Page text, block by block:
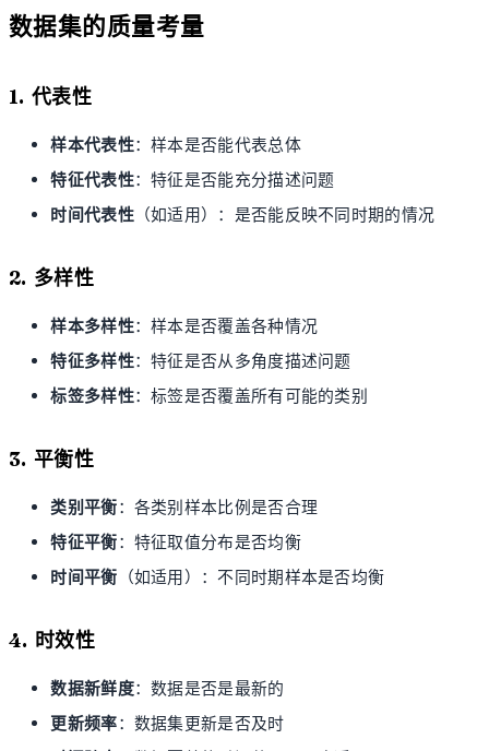
数据集的质量考量
1. 代表性
样本代表性：样本是否能代表总体
特征代表性：特征是否能充分描述问题
时间代表性（如适用）：是否能反映不同时期的情况
2. 多样性
样本多样性：样本是否覆盖各种情况
特征多样性：特征是否从多角度描述问题
标签多样性：标签是否覆盖所有可能的类别
3. 平衡性
类别平衡：各类别样本比例是否合理
特征平衡：特征取值分布是否均衡
时间平衡 （如适用）：不同时期样本是否均衡
4. 时效性
数据新鲜度：数据是否是最新的
更新频率：数据集更新是否及时